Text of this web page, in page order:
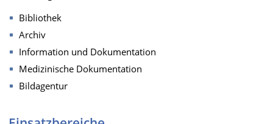
Bibliothek
Archiv
Information und Dokumentation
Medizinische Dokumentation
Bildagentur